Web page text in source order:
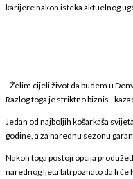
karijere nakon isteka aktuelnog
- Želim cijeli život da budem u
Razlog toga je striktno biznis -
Jedan od najboljih košarkaša
godine, a za narednu sezonu
Nakon toga postoji opcija
narednog ljeta biti poznato da li